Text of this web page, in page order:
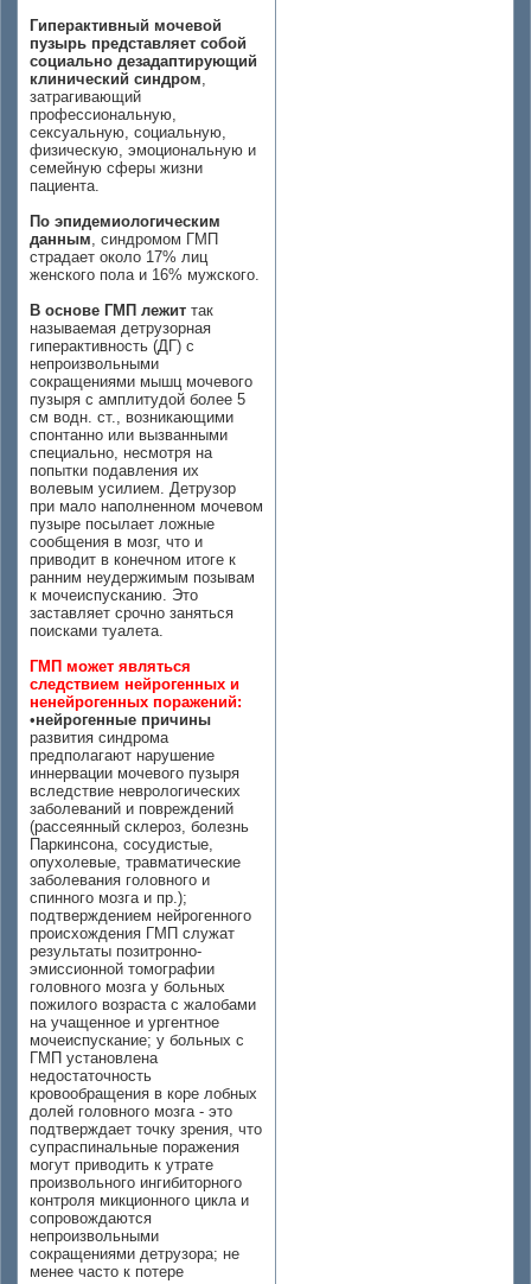
Гиперактивный мочевой
пузырь представляет собой
социально дезадаптирующий
клинический синдром,
затрагивающий
профессиональную,
сексуальную, социальную,
физическую, эмоциональную и
семейную сферы жизни
пациента.
По эпидемиологическим
данным, синдромом ГМП
страдает около 17% лиц
женского пола и 16% мужского.
В основе ГМП лежит так
называемая детрузорная
гиперактивность (ДГ) с
непроизвольными
сокращениями мышц мочевого
пузыря с амплитудой более 5
см водн. ст., возникающими
спонтанно или вызванными
специально, несмотря на
попытки подавления их
волевым усилием. Детрузор
при мало наполненном мочевом
пузыре посылает ложные
сообщения в мозг, что и
приводит в конечном итоге к
ранним неудержимым позывам
к мочеиспусканию. Это
заставляет срочно заняться
поисками туалета.
ГМП может являться
следствием нейрогенных и
ненейрогенных поражений:
•нейрогенные причины
развития синдрома
предполагают нарушение
иннервации мочевого пузыря
вследствие неврологических
заболеваний и повреждений
(рассеянный склероз, болезнь
Паркинсона, сосудистые,
опухолевые, травматические
заболевания головного и
спинного мозга и пр.);
подтверждением нейрогенного
происхождения ГМП служат
результаты позитронно-
эмиссионной томографии
головного мозга у больных
пожилого возраста с жалобами
на учащенное и ургентное
мочеиспускание; у больных с
ГМП установлена
недостаточность
кровообращения в коре лобных
долей головного мозга - это
подтверждает точку зрения, что
супраспинальные поражения
могут приводить к утрате
произвольного ингибиторного
контроля микционного цикла и
сопровождаются
непроизвольными
сокращениями детрузора; не
менее часто к потере